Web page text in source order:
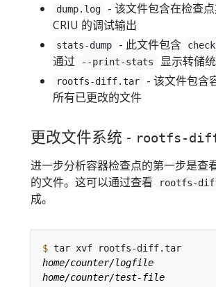
dump.log
- 该文件包含在检查
CRIU 的调试输出
stats-dump - 此文件包含
通过
--print-stats 显示转储
rootfs-diff.tar
- 该文件包含
所有已更改的文件
更改文件系统 - rootfs-
进一步分析容器检查点的第一步是查
的文件。这可以通过查看
rootfs-
成。
$